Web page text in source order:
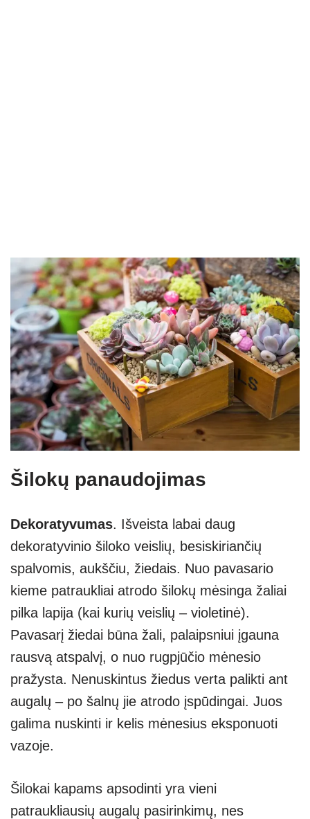
Šilokų panaudojimas
Dekoratyvumas. Išveista labai daug
dekoratyvinio šiloko veislių, besiskiriančių
spalvomis, aukščiu, žiedais. Nuo pavasario
kieme patraukliai atrodo šilokų mėsinga žaliai
pilka lapija (kai kurių veislių – violetinė).
Pavasarį žiedai būna žali, palaipsniui įgauna
rausvą atspalvį, o nuo rugpjūčio mėnesio
pražysta. Nenuskintus žiedus verta palikti ant
augalų – po šalnų jie atrodo įspūdingai. Juos
galima nuskinti ir kelis mėnesius eksponuoti
vazoje.
Šilokai kapams apsodinti yra vieni
patraukliausių augalų pasirinkimų, nes